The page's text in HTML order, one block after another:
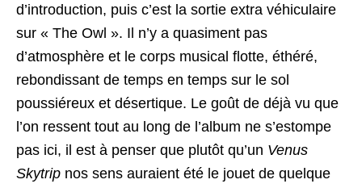
d’introduction, puis c’est la sortie extra véhiculaire
sur « The Owl ». Il n’y a quasiment pas
d’atmosphère et le corps musical flotte, éthéré,
rebondissant de temps en temps sur le sol
poussiéreux et désertique. Le goût de déjà vu que
l’on ressent tout au long de l’album ne s’estompe
pas ici, il est à penser que plutôt qu’un Venus
Skytrip nos sens auraient été le jouet de quelque